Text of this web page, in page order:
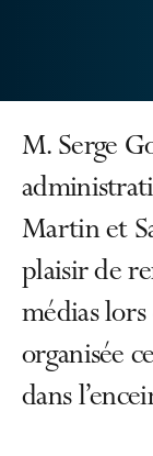
M. Serge
Martin et
plaisir de
médias lors
organisée
dans